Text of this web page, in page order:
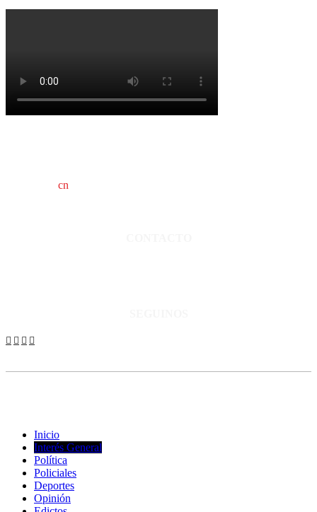
cn
Inicio
Interés General
Política
Policiales
Deportes
Opinión